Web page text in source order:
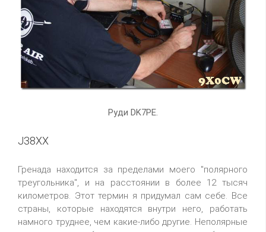
Руди DK7PE.
J38XX
Гренада находится за пределами моего "полярного
треугольника", и на расстоянии в более 12 тысяч
километров. Этот термин я придумал сам себе. Все
страны, которые находятся внутри него, работать
намного труднее, чем какие-либо другие. Неполярные